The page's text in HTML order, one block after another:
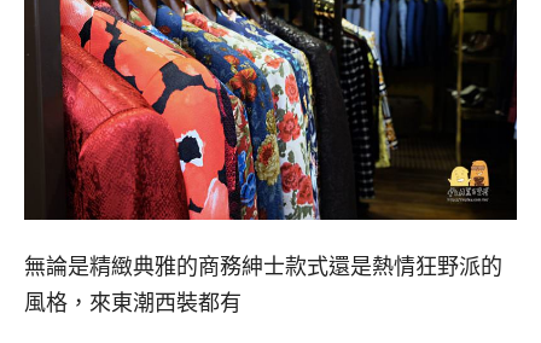
無論是精緻典雅的商務紳士款式還是熱情狂野派的
風格，來東潮西裝都有